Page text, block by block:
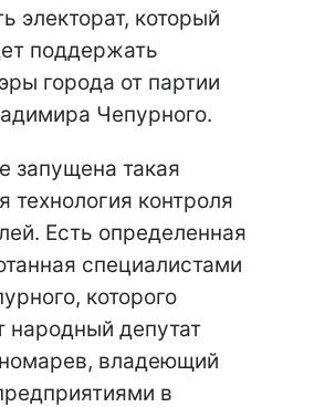
электорат, который
поддержать
города от партии
Чепурного.
запущена такая
технология контроля
Есть определенная
специалистами
которого
народный депутат
владеющий
в